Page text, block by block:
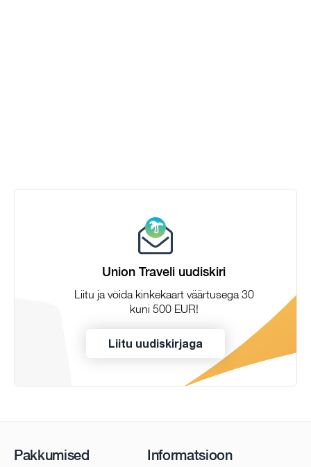
Union Traveli uudiskiri
Liitu ja võida kinkekaart väärtusega 30
kuni 500 EUR!
Liitu uudiskirjaga
Pakkumised Informatsioon